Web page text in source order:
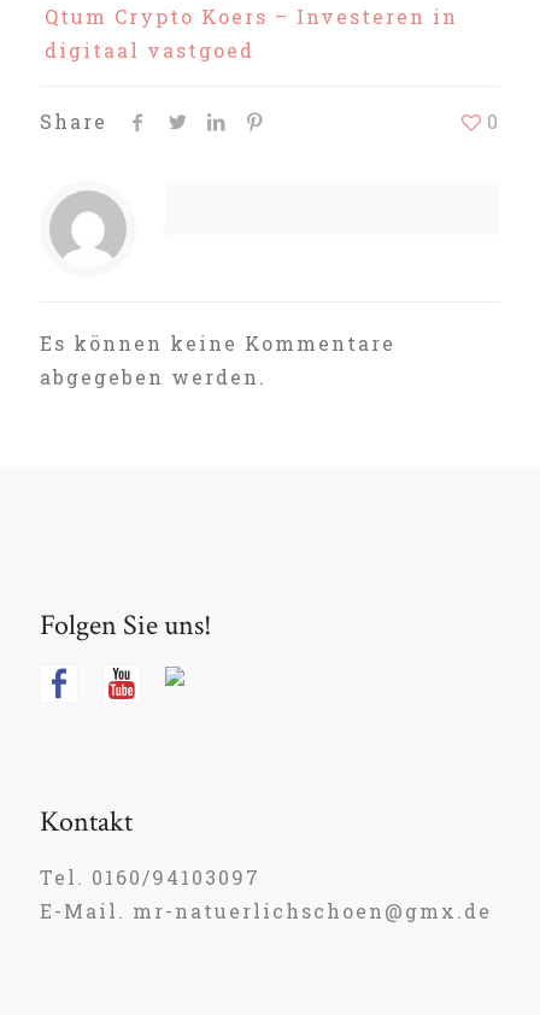
Qtum Crypto Koers – Investeren in
digitaal vastgoed
Share 0
Es können keine Kommentare
abgegeben werden.
Folgen Sie uns!
Kontakt
Tel. 0160/94103097
E-Mail. mr-natuerlichschoen@gmx.de